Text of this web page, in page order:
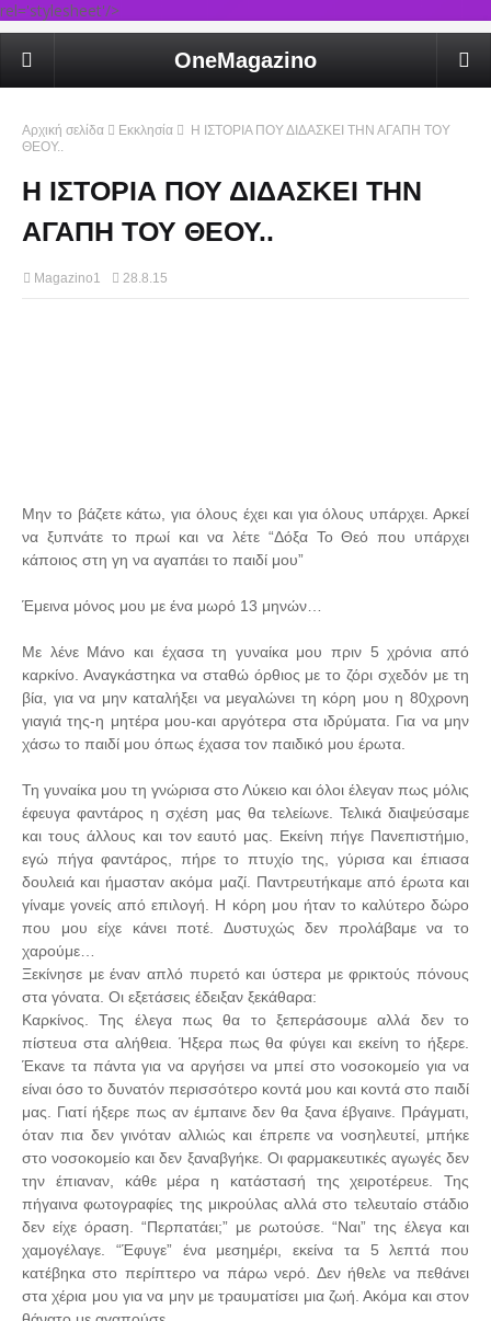
rel='stylesheet'/>
OneMagazino
Αρχική σελίδα Εκκλησία
Η ΙΣΤΟΡΙΑ ΠΟΥ ΔΙΔΑΣΚΕΙ ΤΗΝ ΑΓΑΠΗ ΤΟΥ
ΘΕΟΥ..
Η ΙΣΤΟΡΙΑ ΠΟΥ ΔΙΔΑΣΚΕΙ ΤΗΝ
ΑΓΑΠΗ ΤΟΥ ΘΕΟΥ..
Magazino1 28.8.15
Μην το βάζετε κάτω, για όλους έχει και για όλους υπάρχει. Αρκεί
να ξυπνάτε το πρωί και να λέτε “Δόξα Το Θεό που υπάρχει
κάποιος στη γη να αγαπάει το παιδί μου”
Έμεινα μόνος μου με ένα μωρό 13 μηνών…
Με λένε Μάνο και έχασα τη γυναίκα μου πριν 5 χρόνια από
καρκίνο. Αναγκάστηκα να σταθώ όρθιος με το ζόρι σχεδόν με τη
βία, για να μην καταλήξει να μεγαλώνει τη κόρη μου η 80χρονη
γιαγιά της-η μητέρα μου-και αργότερα στα ιδρύματα. Για να μην
χάσω το παιδί μου όπως έχασα τον παιδικό μου έρωτα.
Τη γυναίκα μου τη γνώρισα στο Λύκειο και όλοι έλεγαν πως μόλις
έφευγα φαντάρος η σχέση μας θα τελείωνε. Τελικά διαψεύσαμε
και τους άλλους και τον εαυτό μας. Εκείνη πήγε Πανεπιστήμιο,
εγώ πήγα φαντάρος, πήρε το πτυχίο της, γύρισα και έπιασα
δουλειά και ήμασταν ακόμα μαζί. Παντρευτήκαμε από έρωτα και
γίναμε γονείς από επιλογή. Η κόρη μου ήταν το καλύτερο δώρο
που μου είχε κάνει ποτέ. Δυστυχώς δεν προλάβαμε να το
χαρούμε…
Ξεκίνησε με έναν απλό πυρετό και ύστερα με φρικτούς πόνους
στα γόνατα. Οι εξετάσεις έδειξαν ξεκάθαρα:
Καρκίνος. Της έλεγα πως θα το ξεπεράσουμε αλλά δεν το
πίστευα στα αλήθεια. Ήξερα πως θα φύγει και εκείνη το ήξερε.
Έκανε τα πάντα για να αργήσει να μπεί στο νοσοκομείο για να
είναι όσο το δυνατόν περισσότερο κοντά μου και κοντά στο παιδί
μας. Γιατί ήξερε πως αν έμπαινε δεν θα ξανα έβγαινε. Πράγματι,
όταν πια δεν γινόταν αλλιώς και έπρεπε να νοσηλευτεί, μπήκε
στο νοσοκομείο και δεν ξαναβγήκε. Οι φαρμακευτικές αγωγές δεν
την έπιαναν, κάθε μέρα η κατάστασή της χειροτέρευε. Της
πήγαινα φωτογραφίες της μικρούλας αλλά στο τελευταίο στάδιο
δεν είχε όραση. “Περπατάει;” με ρωτούσε. “Ναι” της έλεγα και
χαμογέλαγε. “Έφυγε” ένα μεσημέρι, εκείνα τα 5 λεπτά που
κατέβηκα στο περίπτερο να πάρω νερό. Δεν ήθελε να πεθάνει
στα χέρια μου για να μην με τραυματίσει μια ζωή. Ακόμα και στον